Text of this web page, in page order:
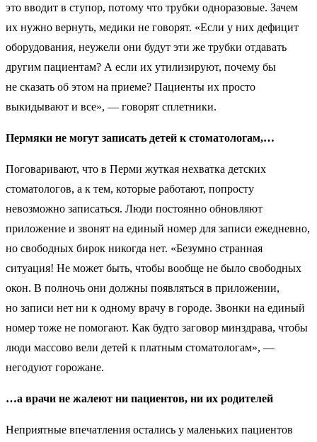
это вводит в ступор, потому что трубки одноразовые. Зачем
их нужно вернуть, медики не говорят. «Если у них дефицит
оборудования, неужели они будут эти же трубки отдавать
другим пациентам? А если их утилизируют, почему бы
не сказать об этом на приеме? Пациенты их просто
выкидывают и все», — говорят сплетники.
Пермяки не могут записать детей к стоматологам,…
Поговаривают, что в Перми жуткая нехватка детских
стоматологов, а к тем, которые работают, попросту
невозможно записаться. Люди постоянно обновляют
приложение и звонят на единый номер для записи ежедневно,
но свободных бирок никогда нет. «Безумно странная
ситуация! Не может быть, чтобы вообще не было свободных
окон. В полночь они должны появляться в приложении,
но записи нет ни к одному врачу в городе. Звонки на единый
номер тоже не помогают. Как будто заговор минздрава, чтобы
люди массово вели детей к платным стоматологам», —
негодуют горожане.
…а врачи не жалеют ни пациентов, ни их родителей
Неприятные впечатления остались у маленьких пациентов